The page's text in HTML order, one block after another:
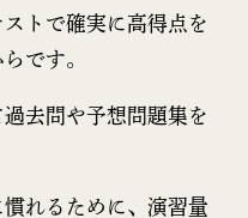
トで確実に高得点を
です。
去問や予想問題集を
れるために、演習量